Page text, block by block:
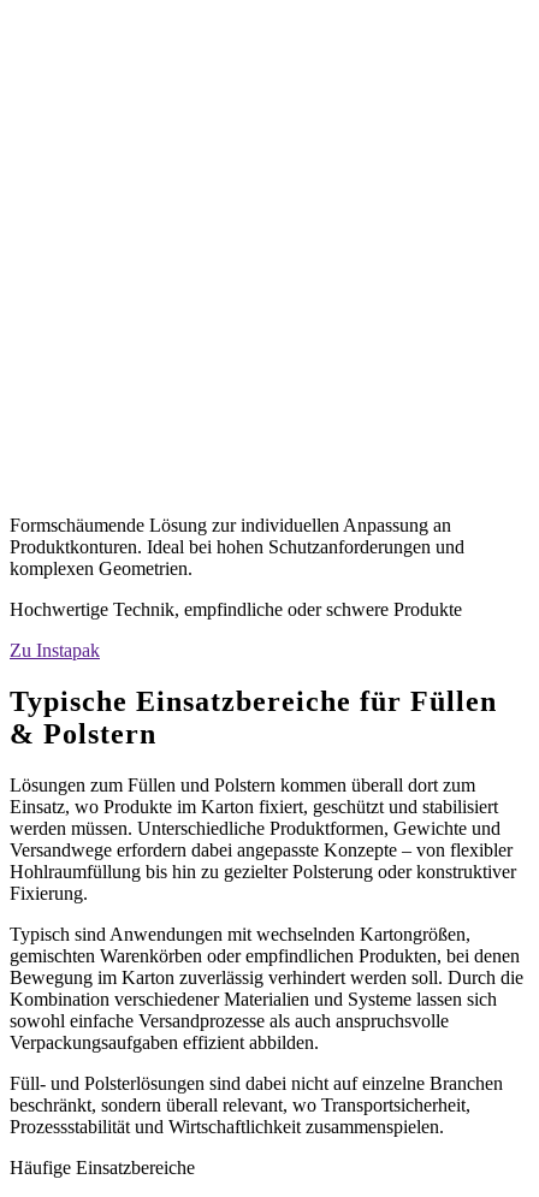
Formschäumende Lösung zur individuellen Anpassung an
Produktkonturen. Ideal bei hohen Schutzanforderungen und
komplexen Geometrien.
Hochwertige Technik, empfindliche oder schwere Produkte
Zu Instapak
Typische Einsatzbereiche für Füllen
& Polstern
Lösungen zum Füllen und Polstern kommen überall dort zum
Einsatz, wo Produkte im Karton fixiert, geschützt und stabilisiert
werden müssen. Unterschiedliche Produktformen, Gewichte und
Versandwege erfordern dabei angepasste Konzepte – von flexibler
Hohlraumfüllung bis hin zu gezielter Polsterung oder konstruktiver
Fixierung.
Typisch sind Anwendungen mit wechselnden Kartongrößen,
gemischten Warenkörben oder empfindlichen Produkten, bei denen
Bewegung im Karton zuverlässig verhindert werden soll. Durch die
Kombination verschiedener Materialien und Systeme lassen sich
sowohl einfache Versandprozesse als auch anspruchsvolle
Verpackungsaufgaben effizient abbilden.
Füll- und Polsterlösungen sind dabei nicht auf einzelne Branchen
beschränkt, sondern überall relevant, wo Transportsicherheit,
Prozessstabilität und Wirtschaftlichkeit zusammenspielen.
Häufige Einsatzbereiche